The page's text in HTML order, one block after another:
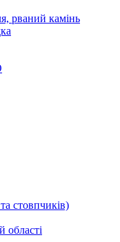
рваний камінь
стовпчиків)
області